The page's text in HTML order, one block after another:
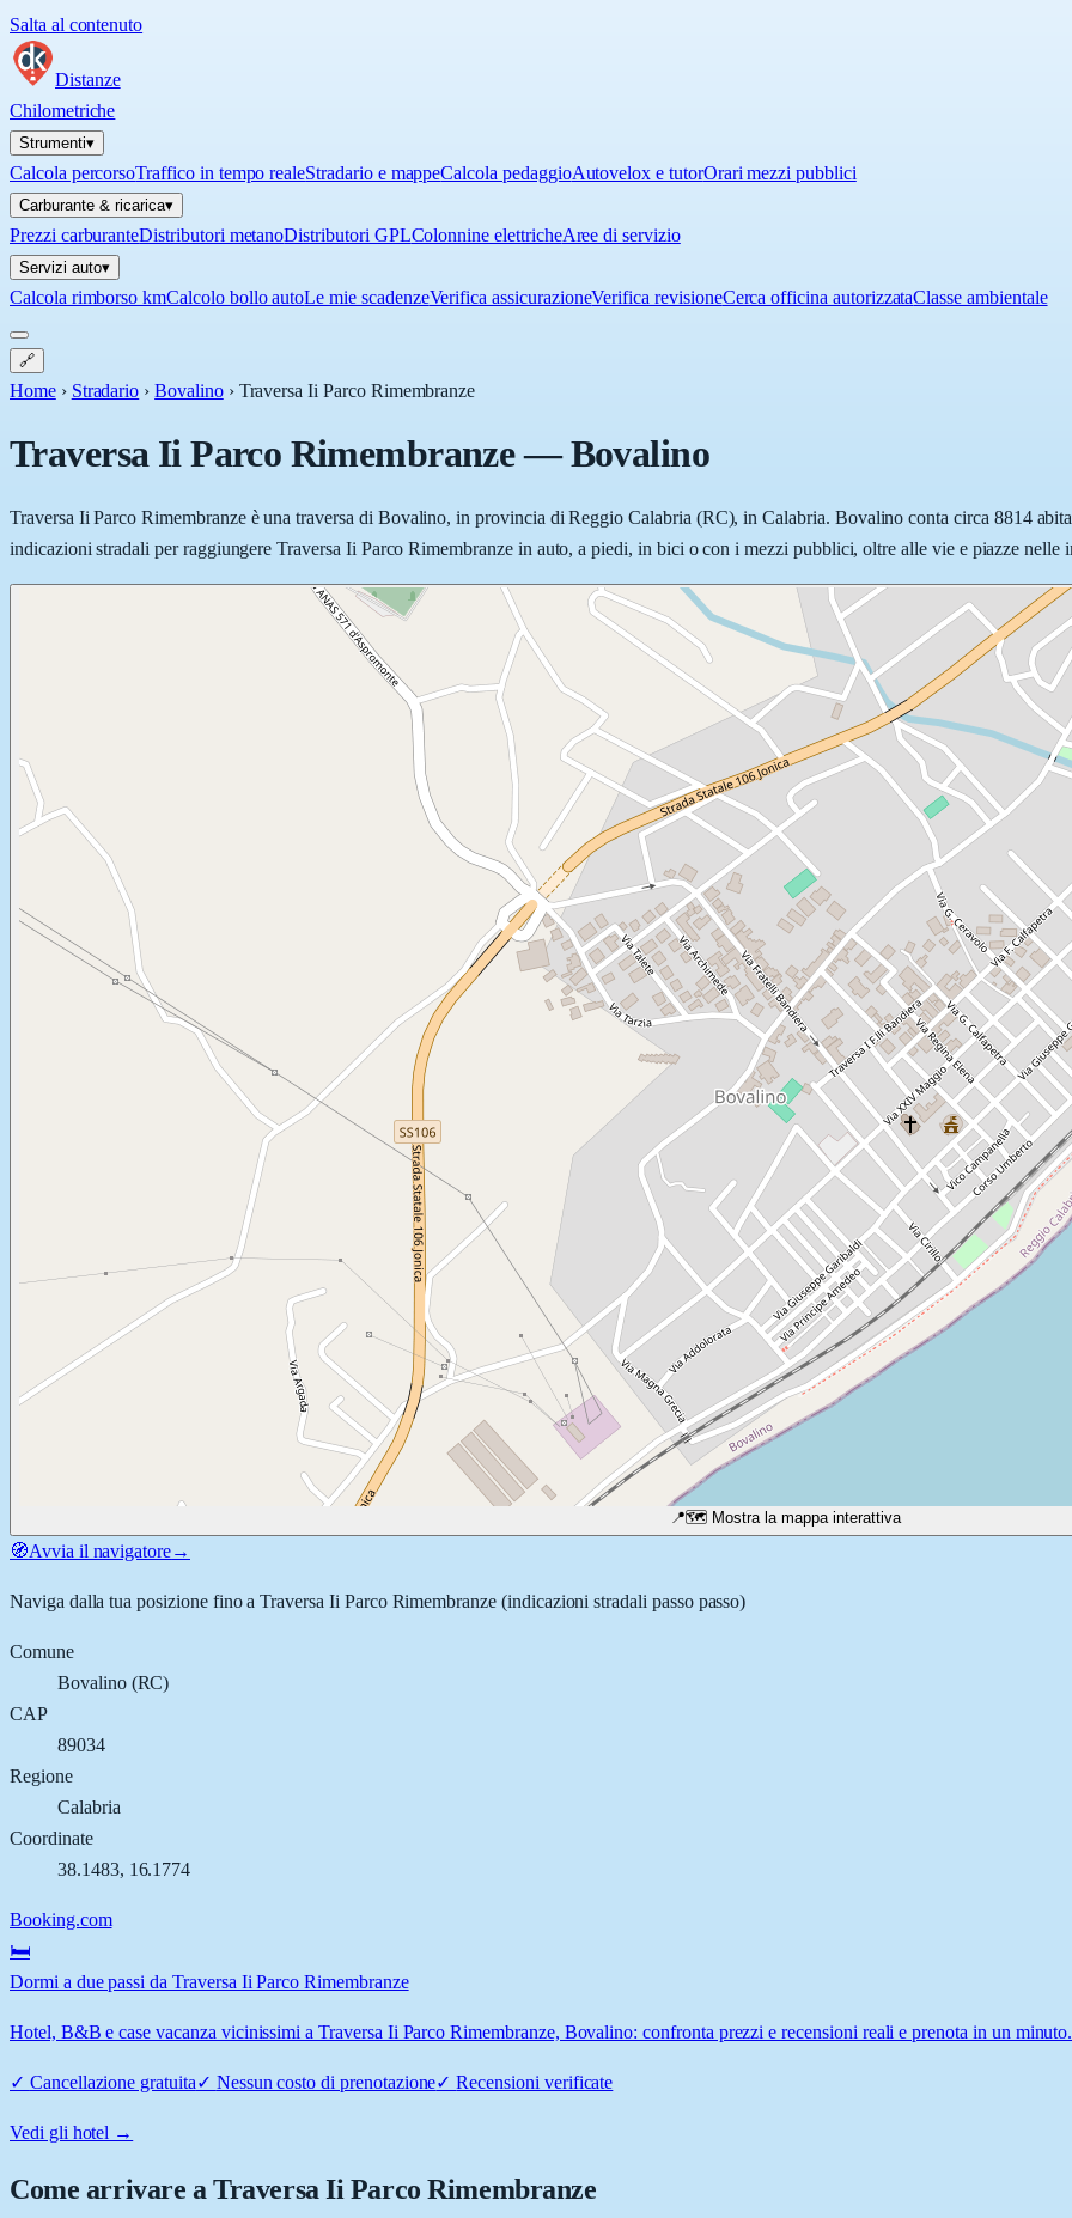
Salta al contenuto
Distanze
Chilometriche
Strumenti▾
Calcola percorsoTraffico in tempo realeStradario e mappeCalcola pedaggioAutovelox e tutorOrari mezzi pubblici
Carburante & ricarica▾
Prezzi carburanteDistributori metanoDistributori GPLColonnine elettricheAree di servizio
Servizi auto▾
Calcola rimborso kmCalcolo bollo autoLe mie scadenzeVerifica assicurazioneVerifica revisioneCerca officina autorizzataClasse ambientale
🔗
Home › Stradario › Bovalino › Traversa Ii Parco Rimembranze
Traversa Ii Parco Rimembranze—Bovalino
Traversa Ii Parco Rimembranze è una traversa di Bovalino, in provincia di Reggio Calabria (RC), in Calabria. Bovalino conta circa 8814
indicazioni stradali per raggiungere Traversa Ii Parco Rimembranze in auto, a piedi, in bici o con i mezzi pubblici, oltre alle vie e piazze nelle
📍🗺️ Mostra la mappa interattiva
🧭Avvia il navigatore→
Naviga dalla tua posizione fino aTraversa Ii Parco Rimembranze(indicazioni stradali passo passo)
Comune
Bovalino(RC)
CAP
89034
Regione
Calabria
Coordinate
38.1483, 16.1774
Booking.com
🛏️
Dormi a due passi da Traversa Ii Parco Rimembranze
Hotel, B&B e case vacanza vicinissimi a Traversa Ii Parco Rimembranze, Bovalino: confronta prezzi e recensioni reali e prenota in un minuto.
✓ Cancellazione gratuita✓ Nessun costo di prenotazione✓Recensioni verificate
Vedi gli hotel →
Come arrivare aTraversa Ii Parco Rimembranze